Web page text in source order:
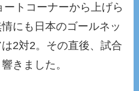
トコーナーから上げら
にも日本のゴールネッ
2対2。その直後、試合
きました。